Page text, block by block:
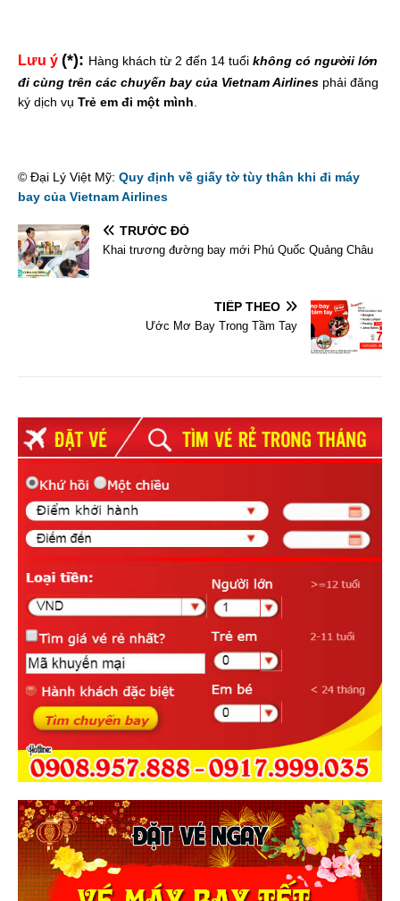
Lưu ý (*): Hàng khách từ 2 đến 14 tuổi không có ngườii lớn
đi cùng trên các chuyến bay của Vietnam Airlines phải đăng
ký dịch vụ Trẻ em đi một mình.
© Đại Lý Việt Mỹ: Quy định về giấy tờ tùy thân khi đi máy
bay của Vietnam Airlines
TRƯỚC ĐÓ
Khai trương đường bay mới Phú Quốc Quảng Châu
TIẾP THEO
Ước Mơ Bay Trong Tầm Tay